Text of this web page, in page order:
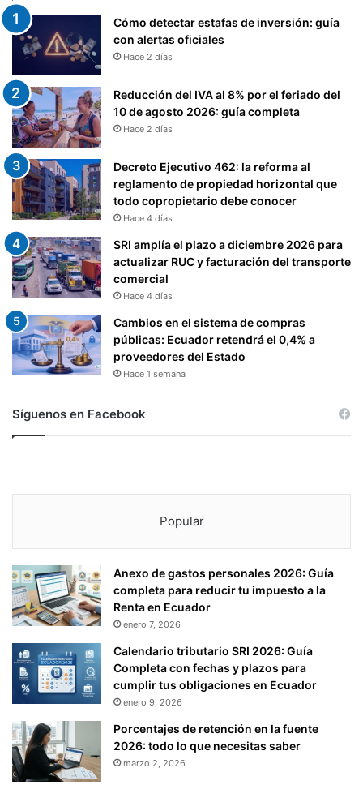
N
E
O
M
U
N
I
T
A
R
I
A
S
Y
A
S
O
C
I
A
V
A
I
M
O
D
E
S
O
O
S
Y
C
Cómo detectar estafas de inversión: guía
con alertas oficiales
Hace 2 días
Reducción del IVA al 8% por el feriado del
10 de agosto 2026: guía completa
Hace 2 días
Decreto Ejecutivo 462: la reforma al
reglamento de propiedad horizontal que
todo copropietario debe conocer
Hace 4 días
SRI amplía el plazo a diciembre 2026 para
actualizar RUC y facturación del transporte
comercial
Hace 4 días
Cambios en el sistema de compras
públicas: Ecuador retendrá el 0,4% a
proveedores del Estado
Hace 1 semana
Síguenos en Facebook
Popular
Anexo de gastos personales 2026: Guía
completa para reducir tu impuesto a la
Renta en Ecuador
enero 7, 2026
Calendario tributario SRI 2026: Guía
Completa con fechas y plazos para
cumplir tus obligaciones en Ecuador
enero 9, 2026
Porcentajes de retención en la fuente
2026: todo lo que necesitas saber
marzo 2, 2026